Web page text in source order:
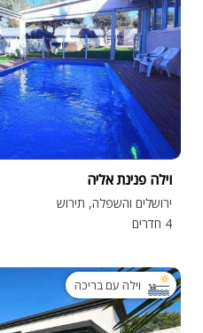
וילה פנינת אליה
ירושלים והשפלה, תירוש
4 חדרים
וילה עם בריכה